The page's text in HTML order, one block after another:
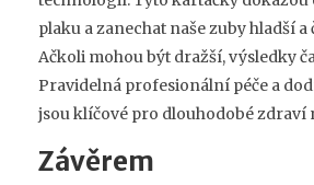
plaku a zanechat naše zuby hladší a
Ačkoli mohou být dražší, výsledky
Pravidelná profesionální péče a
jsou klíčové pro dlouhodobé zdraví
Závěrem